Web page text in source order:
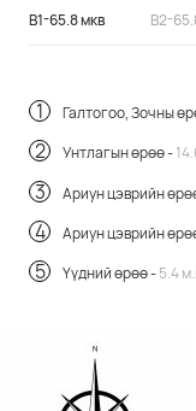
B1-65.8 мкв B2-
Галтогоо, Зочны
Унтлагын өрөө -
Ариун цэврийн
Ариун цэврийн
Үүдний өрөө -5.4